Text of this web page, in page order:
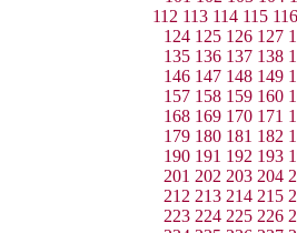
112 113 114 115 116
124 125 126 127
135 136 137 138
146 147 148 149
157 158 159 160
168 169 170 171
179 180 181 182
190 191 192 193
201 202 203 204
212 213 214 215
223 224 225 226